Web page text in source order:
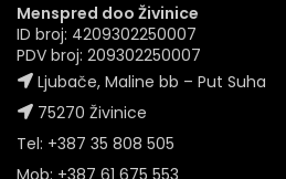
Menspred doo Živinice
ID broj: 4209302250007
PDV broj: 209302250007
Ljubače, Maline bb – Put Suha
75270 Živinice
Tel: +387 35 808 505
Mob: +387 61 675 553